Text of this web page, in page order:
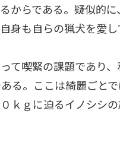
からである。疑似的
身も自らの猟犬を愛し
て喫緊の課題であり
る。ここは綺麗ごと
ｋｇに迫るイノシシ